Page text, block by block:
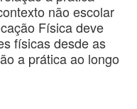
não escolar
Física deve
físicas desde as
a prática ao longo